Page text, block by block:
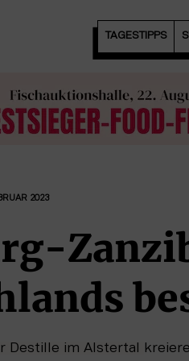
TAGESTIPPS
2023
Destille im Alstertal